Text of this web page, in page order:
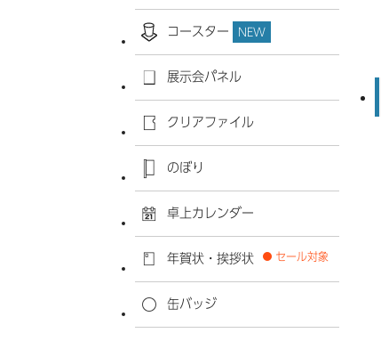
コースター NEW
展示会パネル
クリアファイル
のぼり
卓上カレンダー
年賀状・挨拶状 セール対象
缶バッジ